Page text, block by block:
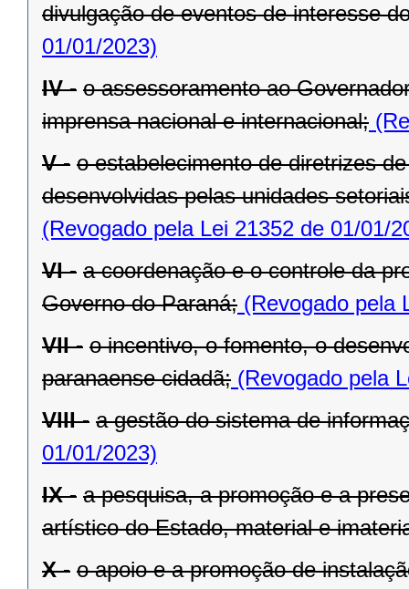
divulgação de eventos de interesse
01/01/2023)
IV - o assessoramento ao
imprensa nacional e internacional;
V - o estabelecimento de diretrizes
desenvolvidas pelas unidades
(Revogado pela Lei 21352 de 01/01/
VI - a coordenação e o controle da
Governo do Paraná; (Revogado pela
VII - o incentivo, o fomento, o
paranaense cidadã; (Revogado pela
VIII - a gestão do sistema de
01/01/2023)
IX - a pesquisa, a promoção e a
artístico do Estado, material e
X - o apoio e a promoção de